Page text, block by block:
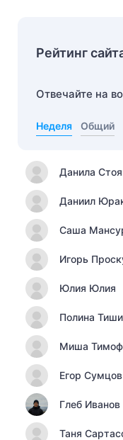
Рейтинг
Отвечайте на
Неделя Общий
Данила
Даниил
Саша
Игорь
Юлия Юлия
Полина
Миша
Егор Сумцов
Глеб Иванов
Таня